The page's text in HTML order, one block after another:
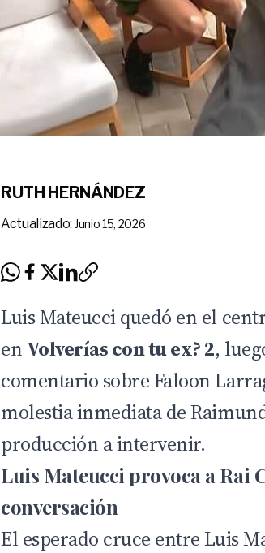
RUTH HERNÁNDEZ
Actualizado: Junio 15, 2026
Luis Mateucci quedó en el
en Volverías con tu ex? 2,
comentario sobre Faloon
molestia inmediata de
producción a intervenir.
Luis Mateucci provoca a Rai
conversación
El esperado cruce entre Luis